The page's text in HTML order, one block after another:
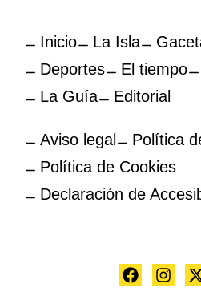
Inicio La Isla
Deportes
El tiempo
La Guía
Editorial
Aviso legal
Política
Política de Cookies
Declaración de